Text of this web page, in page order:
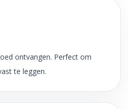
ontvangen. Perfect om
te leggen.